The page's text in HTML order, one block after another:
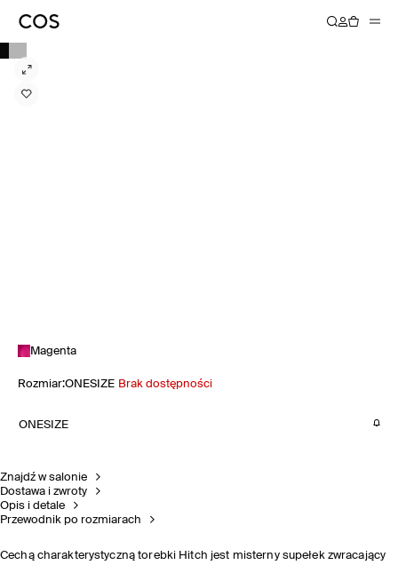
Magenta
Rozmiar:ONESIZE Brak dostępności
ONESIZE
Znajdź w salonie
Dostawa i zwroty
Opis i detale
Przewodnik po rozmiarach
Cechą charakterystyczną torebki Hitch jest misterny supełek zwracający